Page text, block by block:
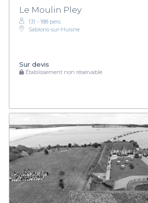
Le Moulin Pley
131 - 188 pers.
Sablons-sur-Huisne
Sur devis
Établissement non réservable